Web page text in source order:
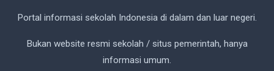
Portal informasi sekolah Indonesia di dalam dan luar negeri.
Bukan website resmi sekolah / situs pemerintah, hanya
informasi umum.